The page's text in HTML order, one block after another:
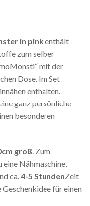
in pink enthält
zum selber
mit der
Dose. Im Set
enthalten.
ganz persönliche
besonderen
groß . Zum
Nähmaschine,
ca. 4-5 StundenZeit
für einen